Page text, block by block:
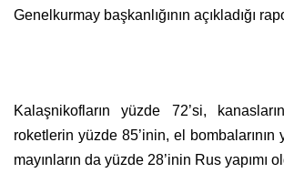
Genelkurmay başkanlığının açıkladığı
Kalaşnikofların yüzde 72’si,
roketlerin yüzde 85’inin, el bombalarının
mayınların da yüzde 28’inin Rus yapımı